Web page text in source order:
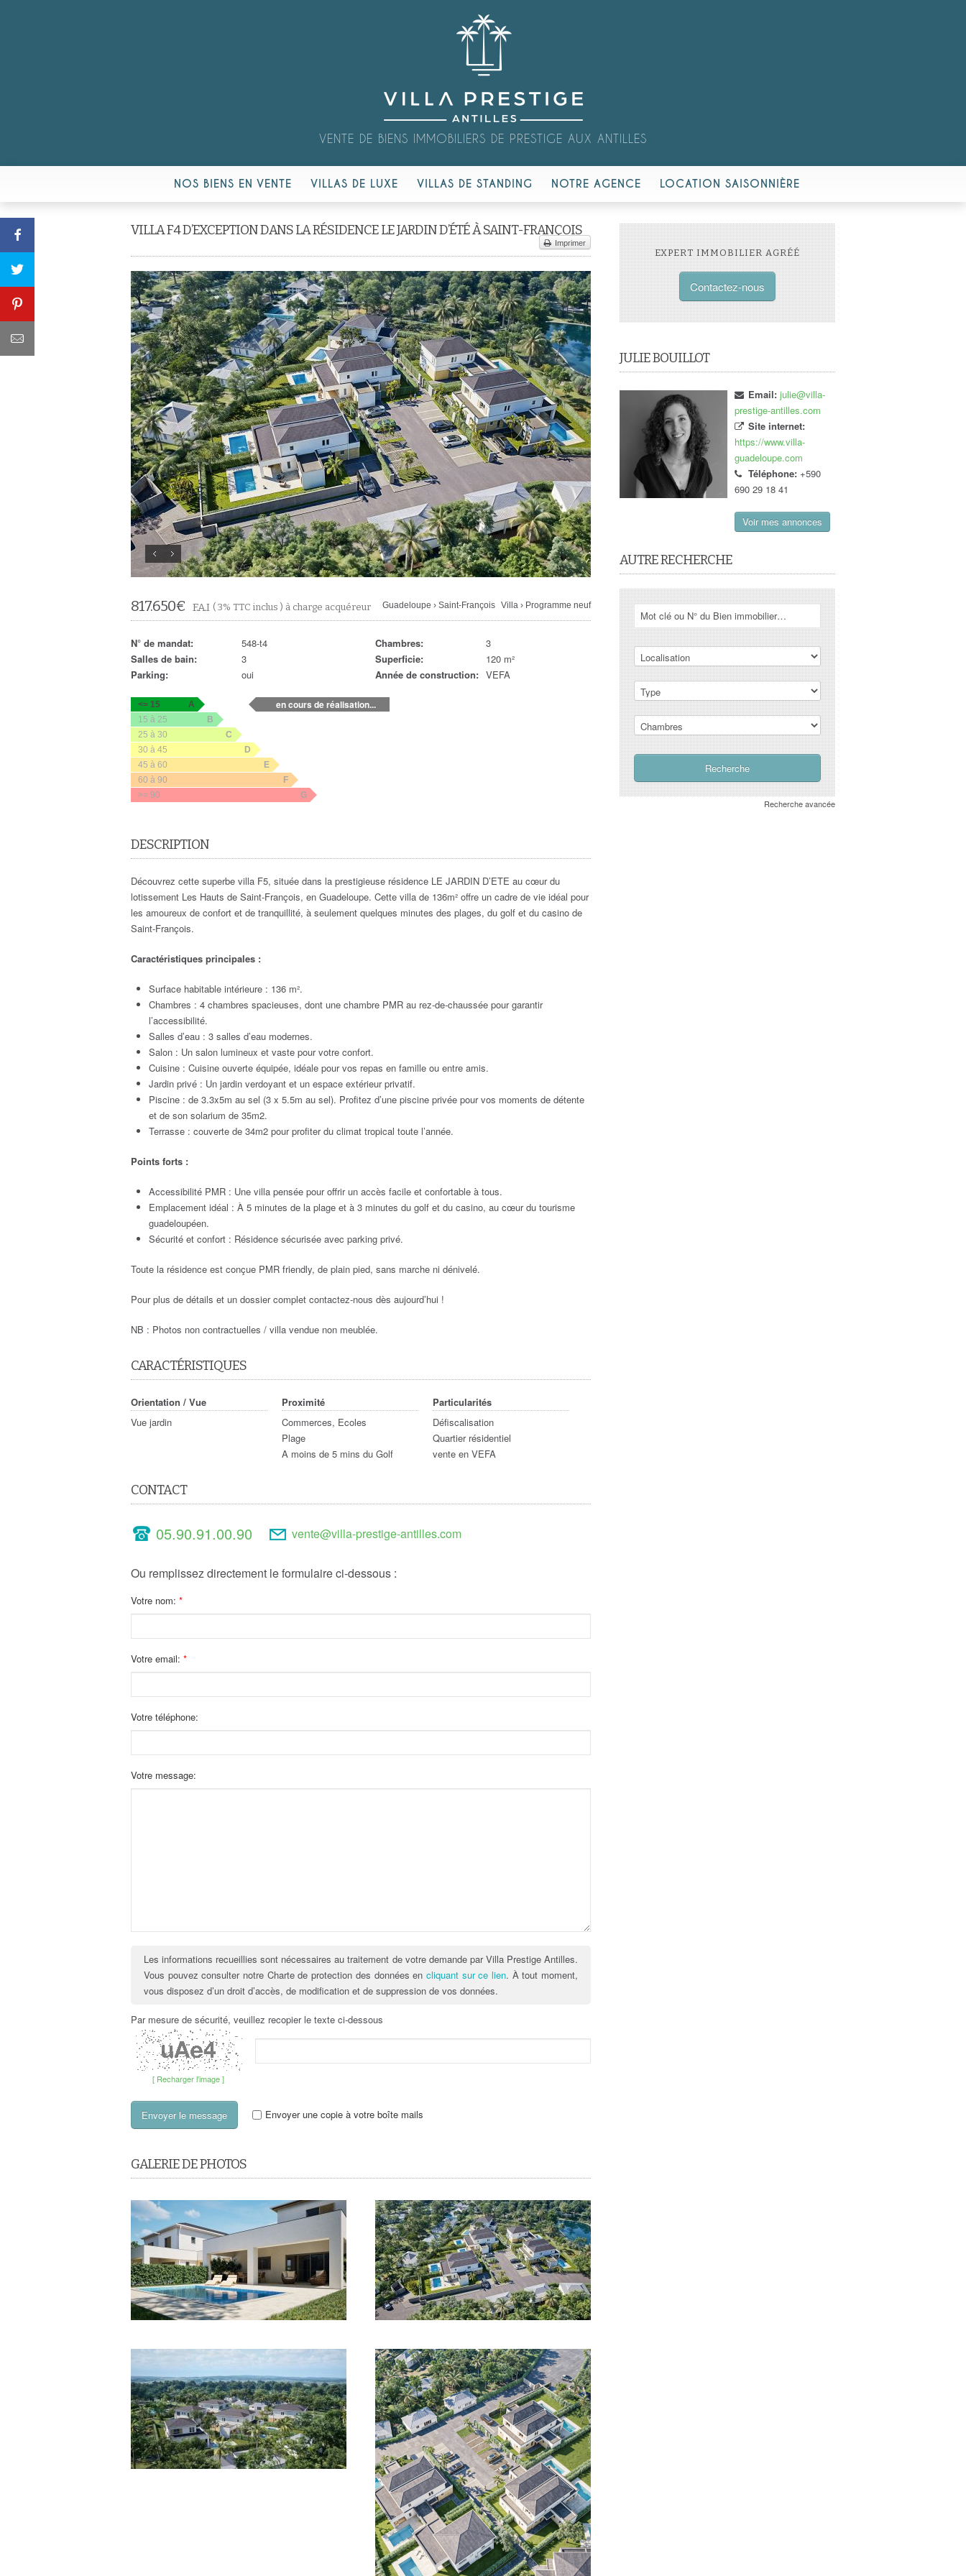
VENTE DE BIENS IMMOBILIERS DE PRESTIGE AUX ANTILLES
NOS BIENS EN VENTE VILLAS DE LUXE VILLAS DE STANDING NOTRE AGENCE LOCATION SAISONNIÈRE
VILLA F4 D’EXCEPTION DANS LA RÉSIDENCE LE JARDIN D’ÉTÉ À SAINT-FRANÇOIS
Imprimer
817.650€ F.A.I ( 3% TTC inclus ) à charge acquéreur Guadeloupe › Saint-François Villa › Programme neuf
N° de mandat: 548-t4 Chambres:
3
Salles de bain:
3 Superficie:
120 m²
Parking:
oui Année de construction: VEFA
en cours de réalisation...
<= 15
A
15 à 25
B
25 à 30
C
30 à 45
D
45 à 60
E
60 à 90
F
>= 90
G
DESCRIPTION
Découvrez cette superbe villa F5, située dans la prestigieuse résidence LE JARDIN D’ETE au cœur du
lotissement Les Hauts de Saint-François, en Guadeloupe. Cette villa de 136m² offre un cadre de vie idéal pour
les amoureux de confort et de tranquillité, à seulement quelques minutes des plages, du golf et du casino de
Saint-François.
Caractéristiques principales :
Surface habitable intérieure : 136 m².
Chambres : 4 chambres spacieuses, dont une chambre PMR au rez-de-chaussée pour garantir
l’accessibilité.
Salles d’eau : 3 salles d’eau modernes.
Salon : Un salon lumineux et vaste pour votre confort.
Cuisine : Cuisine ouverte équipée, idéale pour vos repas en famille ou entre amis.
Jardin privé : Un jardin verdoyant et un espace extérieur privatif.
Piscine : de 3.3x5m au sel (3 x 5.5m au sel). Profitez d’une piscine privée pour vos moments de détente
et de son solarium de 35m2.
Terrasse : couverte de 34m2 pour profiter du climat tropical toute l’année.
Points forts :
Accessibilité PMR : Une villa pensée pour offrir un accès facile et confortable à tous.
Emplacement idéal : À 5 minutes de la plage et à 3 minutes du golf et du casino, au cœur du tourisme
guadeloupéen.
Sécurité et confort : Résidence sécurisée avec parking privé.
Toute la résidence est conçue PMR friendly, de plain pied, sans marche ni dénivelé.
Pour plus de détails et un dossier complet contactez-nous dès aujourd’hui !
NB : Photos non contractuelles / villa vendue non meublée.
CARACTÉRISTIQUES
Orientation / Vue
Vue jardin
Proximité
Commerces, Ecoles
Plage
A moins de 5 mins du Golf
Particularités
Défiscalisation
Quartier résidentiel
vente en VEFA
CONTACT
05.90.91.00.90 vente@villa-prestige-antilles.com
Ou remplissez directement le formulaire ci-dessous :
Votre nom:
Votre email:
Votre téléphone:
Votre message:
Les informations recueillies sont nécessaires au traitement de votre demande par Villa Prestige Antilles.
Vous pouvez consulter notre Charte de protection des données en cliquant sur ce lien. À tout moment,
vous disposez d’un droit d’accès, de modification et de suppression de vos données.
Par mesure de sécurité, veuillez recopier le texte ci-dessous
[ Recharger l'image ]
Envoyer une copie à votre boîte mails
GALERIE DE PHOTOS
EXPERT IMMOBILIER AGRÉÉ
Contactez-nous
JULIE BOUILLOT
Email: julie@villa-
prestige-antilles.com
Site internet:
https://www.villa-
guadeloupe.com
Téléphone: +590
690 29 18 41
Voir mes annonces
AUTRE RECHERCHE
Recherche avancée